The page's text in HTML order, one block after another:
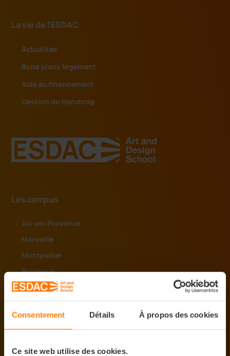
Consentement Détails À propos des cookies
Ce site web utilise des cookies.
La vie de l'ESDAC
Actualités
Bons plans logement
Aide au financement
Gestion du Handicap
Les campus
Aix-en-Provence
Marseille
Montpellier
Bordeaux
Nancy
Strasbourg
Clermont-Ferrand
Lille